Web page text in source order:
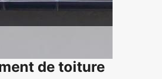
de toiture